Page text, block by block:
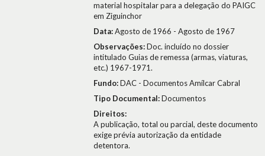
material hospitalar para a delegação do PAIGC
em Ziguinchor
Data:Agosto de 1966 - Agosto de 1967
Observações:Doc. incluído no dossier
intitulado Guias de remessa (armas, viaturas,
etc.) 1967-1971.
Fundo:DAC - Documentos Amílcar Cabral
Tipo Documental:Documentos
Direitos:
A publicação, total ou parcial, deste documento
exige prévia autorização da entidade
detentora.